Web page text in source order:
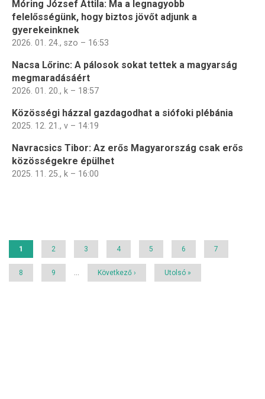
Móring József Attila: Ma a legnagyobb
felelősségünk, hogy biztos jövőt adjunk a
gyerekeinknek
2026. 01. 24., szo – 16:53
Nacsa Lőrinc: A pálosok sokat tettek a magyarság
megmaradásáért
2026. 01. 20., k – 18:57
Közösségi házzal gazdagodhat a siófoki plébánia
2025. 12. 21., v – 14:19
Navracsics Tibor: Az erős Magyarország csak erős
közösségekre épülhet
2025. 11. 25., k – 16:00
Jelenlegi
1 Page
2 Page
3 Page
4 Page
5 Page
6 Page
7
Page
8 Page
9
Következő
Következő ›
Utolsó
Utolsó »